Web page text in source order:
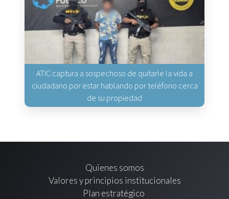
ATIC captura a sospechoso de quitarle la vida a
ciudadano por estar hablando por teléfono cerca
de su propiedad
Quienes somos
Valores y principios institucionales
Plan estratégico